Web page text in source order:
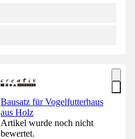
Bausatz für Vogelfutterhaus
aus Holz
Artikel wurde noch nicht
bewertet.